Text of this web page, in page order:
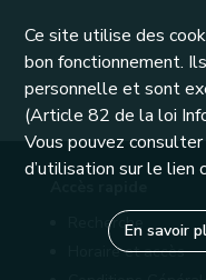
Recherche
Horaire et accès
Ce site utilise des
bon fonctionnement.
personnelle et sont
(Article 82 de la loi
Vous pouvez
d’utilisation sur le lien
En savoir